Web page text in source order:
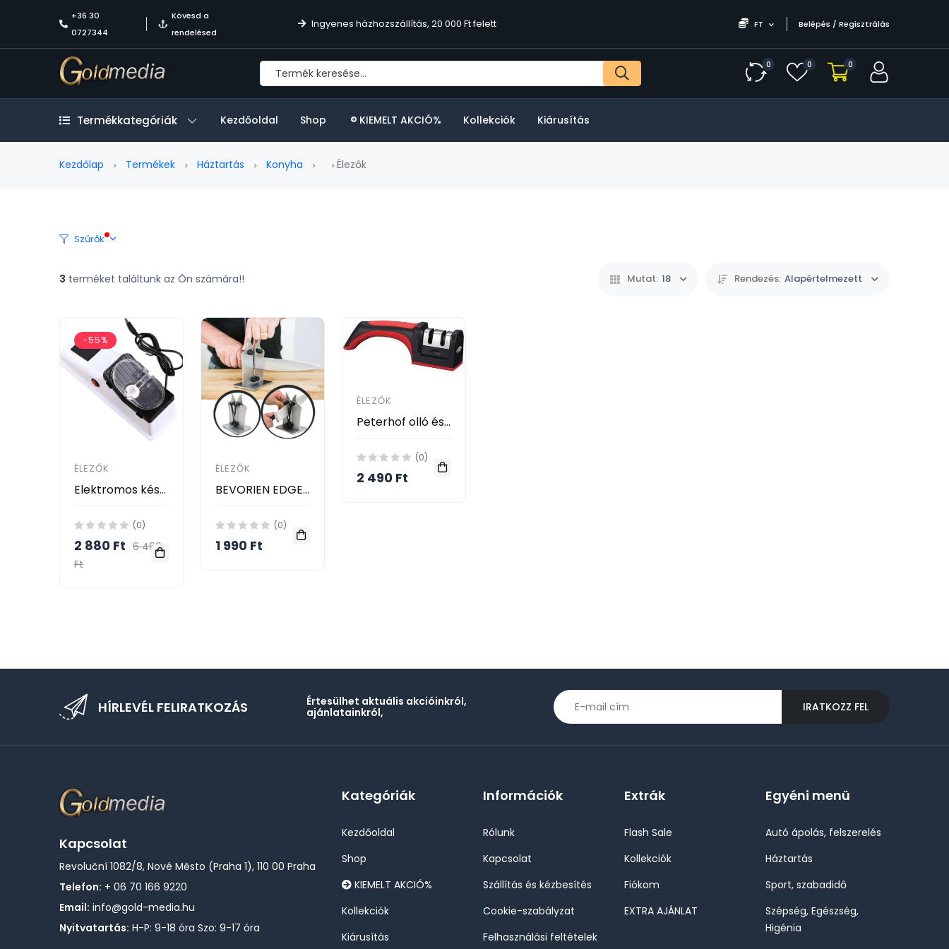
+36 30
0727344
Kövesd a
rendelésed
Ingyenes házhozszállítás, 20 000 Ft felett FT Belépés / Regisztrálás
0 0 0
Termékkategóriák Kezdőoldal Shop KIEMELT AKCIÓ% Kollekciók Kiárusítás
Kezdőlap Termékek Háztartás Konyha Élezők
Szűrők
3 terméket találtunk az Ön számára!! Mutat: 18 Rendezés: Alapértelmezett
-55%
ÉLEZŐK
Elektromos késélező, 5 másodperces gyorsélezéssel, védőkupakkal Electric Knife Sharpener
(0)
2 880 Ft 6 460
Ft
ÉLEZŐK
BEVORIEN EDGE KÉZI KÉSÉLEZŐ
(0)
1 990 Ft
ÉLEZŐK
Peterhof olló és késélező PH-12855
(0)
2 490 Ft
HÍRLEVÉL FELIRATKOZÁS
Értesülhet aktuális akcióinkról,
ajánlatainkról,
IRATKOZZ FEL
Kapcsolat
Revoluční 1082/8, Nové Město (Praha 1), 110 00 Praha
Telefon: + 06 70 166 9220
Email: info@gold-media.hu
Nyitvatartás: H-P: 9-18 óra Szo: 9-17 óra
Kategóriák
Kezdőoldal
Shop
KIEMELT AKCIÓ%
Kollekciók
Kiárusítás
Információk
Rólunk
Kapcsolat
Szállítás és kézbesítés
Cookie-szabályzat
Felhasználási feltételek
Extrák
Flash Sale
Kollekciók
Fiókom
EXTRA AJÁNLAT
Egyéni menü
Autó ápolás, felszerelés
Háztartás
Sport, szabadidő
Szépség, Egészség,
Higénia